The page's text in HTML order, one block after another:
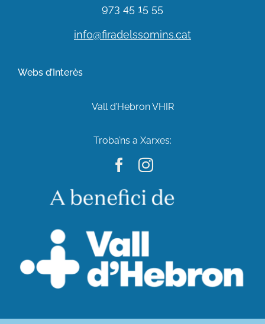
973 45 15 55
info@firadelssomins.cat
Webs d’Interès
Vall d’Hebron VHIR
Troba’ns a Xarxes: